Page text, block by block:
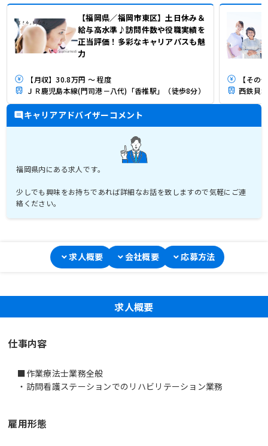
【福岡県／福岡市東区】土日休み＆
給与高水準♪訪問件数や役職実績を
正当評価！多彩なキャリアパスも魅
力
【月収】30.8万円 ～ 程度
ＪＲ鹿児島本線(門司港－八代)「香椎駅」（徒歩8分）
【その
西鉄貝
キャリアアドバイザーコメント
福岡県内にある求人です。
少しでも興味をお持ちであれば詳細なお話を致しますので気軽にご連
絡ください。
求人概要 会社概要 応募方法
求人概要
仕事内容
■作業療法士業務全般
雇用形態